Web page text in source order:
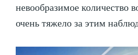
невообразимое количество
очень тяжело за этим